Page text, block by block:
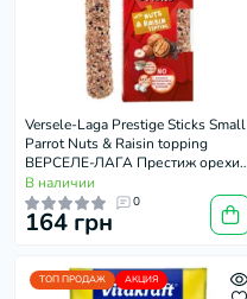
Versele-Laga Prestige Sticks Small
Parrot Nuts & Raisin topping
ВЕРСЕЛЕ-ЛАГА Престиж орехи
и изюм лакомство для волнистых
попугаев 2х30г
В наличии
0
164 грн
ТОП ПРОДАЖ АКЦИЯ